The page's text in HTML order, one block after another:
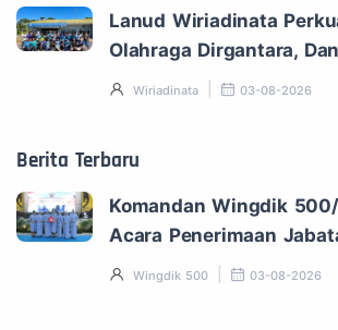
Lanud Wiriadinata
Olahraga Dirgantara, Dan
Wiriadinata 03-08-2026
Berita Terbaru
Komandan Wingdik
Acara Penerimaan
Wingdik 500 03-08-2026